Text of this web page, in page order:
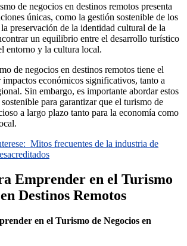
de negocios en destinos remotos presenta
únicas, como la gestión sostenible de los
preservación de la identidad cultural de la
un equilibrio entre el desarrollo turístico
entorno y la cultura local.
de negocios en destinos remotos tiene el
impactos económicos significativos, tanto a
Sin embargo, es importante abordar estos
para garantizar que el turismo de
a largo plazo tanto para la economía como
Mitos frecuentes de la industria de
Emprender en el Turismo
Destinos Remotos
en el Turismo de Negocios en